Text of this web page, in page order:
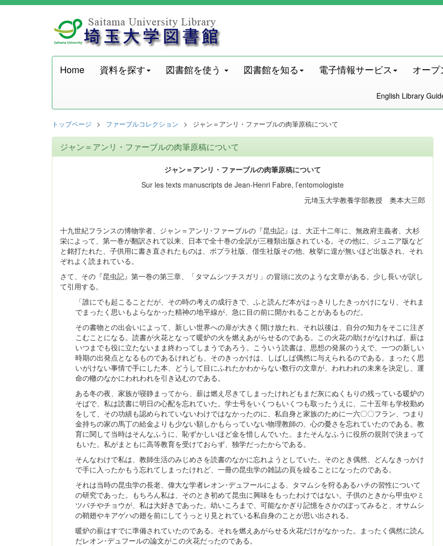
Home 資料を探す 図書館を使う 図書館を知る 電子情報サービス オープ
English Library
トップページ ファーブルコレクション ジャン＝アンリ・ファーブルの肉筆原稿について
ジャン＝アンリ・ファーブルの肉筆原稿について
ジャン＝アンリ・ファーブルの肉筆原稿について
Sur les texts manuscripts de Jean-Henri Fabre, l’entomologiste
元埼玉大学教養学部教授 奥本大三郎
十九世紀フランスの博物学者、ジャン＝アンリ･ファーブルの『昆虫記』は、大正十二年に、無政府主義者、大杉
栄によって、第一巻が翻訳されて以来、日本で全十巻の全訳が三種類出版されている。その他に、ジュニア版など
と銘打たれた、子供用に書き直されたものは、ポプラ社版、偕生社版その他、枚挙に遑が無いほど出版され、それ
ぞれよく読まれている。
さて、その『昆虫記』第一巻の第三章、「タマムシツチスガリ」の冒頭に次のような文章がある。少し長いが訳し
て引用する。
「誰にでも起こることだが、その時の考えの成行きで、ふと読んだ本がはっきりしたきっかけになり、それま
でまったく思いもよらなかった精神の地平線が、急に目の前に開かれることがあるものだ。
その書物との出会いによって、新しい世界への扉が大きく開け放たれ、それ以後は、自分の知力をそこに注ぎ
こむことになる。読書が火花となって暖炉の火を燃えあがらせるのである。この火花の助けがなければ、薪は
いつまでも役に立たないまま終わってしまうであろう。こういう読書は、思想の発展のうえで、一つの新しい
時期の出発点となるものであるけれども、そのきっかけは、しばしば偶然に与えられるのである。まったく思
いがけない事情で手にした本、どうして目にふれたかわからない数行の文章が、われわれの未来を決定し、運
命の轍のなかにわれわれを引き込むのである。
ある冬の夜、家族が寝静まってから、薪は燃え尽きてしまったけれどもまだ灰にぬくもりの残っている暖炉の
そばで、私は読書に明日の心配を忘れていた。学士号をいくつもいくつも取ったうえに、二十五年も学校勤め
をして、その功績も認められていないわけではなかったのに、私自身と家族のために一六〇〇フラン、つまり
金持ちの家の馬丁の給金よりも少ない額しかもらっていない物理教師の、心の憂さを忘れていたのである。教
育に関して当時はそんなふうに、恥ずかしいほど金を惜しんでいた。またそんなふうに役所の規則で決まって
もいた。私がまともに高等教育を受けておらず、独学だったからである。
そんなわけで私は、教師生活のみじめさを読書のなかに忘れようとしていた。そのとき偶然、どんなきっかけ
で手に入ったかもう忘れてしまったけれど、一冊の昆虫学の雑誌の頁を繰ることになったのである。
それは当時の昆虫学の長老、偉大な学者レオン･デュフールによる、タマムシを狩るあるハチの習性について
の研究であった。もちろん私は、そのとき初めて昆虫に興味をもったわけではない。子供のときから甲虫やミ
ツバチやチョウが、私は大好きであった。幼いころまで、可能なかぎり記憶をさかのぼってみると、オサムシ
の鞘翅やキアゲハの翅を前にしてうっとり見とれている私自身のことが思い出される。
暖炉の薪はすでに準備されていたのである。それを燃えあがらせる火花だけがなかった。まったく偶然に読ん
だレオン･デュフールの論文がこの火花だったのである。